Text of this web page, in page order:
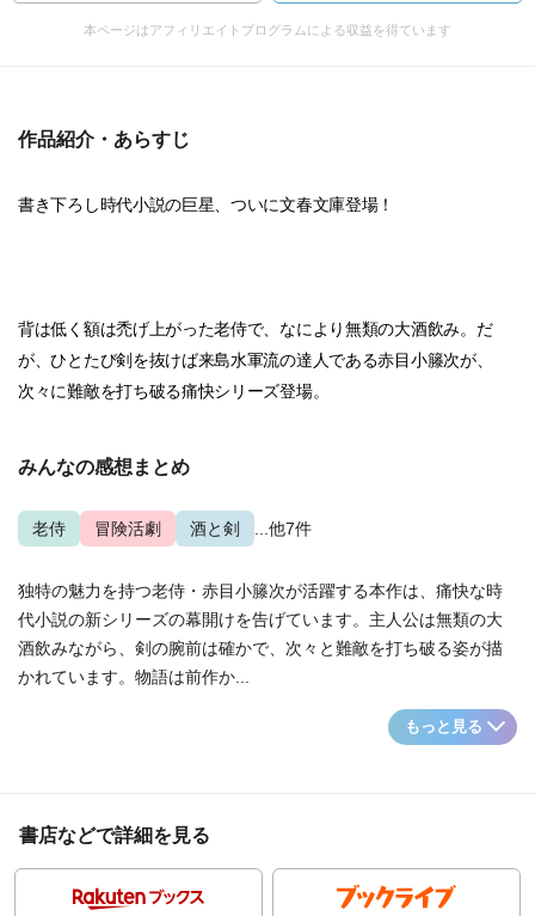
本ページはアフィリエイトプログラムによる収益を得ています
作品紹介・あらすじ
書き下ろし時代小説の巨星、ついに文春文庫登場！
背は低く額は禿げ上がった老侍で、なにより無類の大酒飲み。だ
が、ひとたび剣を抜けば来島水軍流の達人である赤目小籐次が、
次々に難敵を打ち破る痛快シリーズ登場。
みんなの感想まとめ
老侍 冒険活劇 酒と剣 ...他7件
独特の魅力を持つ老侍・赤目小籐次が活躍する本作は、痛快な時
代小説の新シリーズの幕開けを告げています。主人公は無類の大
酒飲みながら、剣の腕前は確かで、次々と難敵を打ち破る姿が描
かれています。物語は前作か...
もっと見る
書店などで詳細を見る